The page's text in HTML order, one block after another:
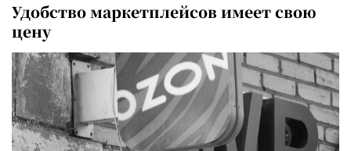
Удобство маркетплейсов имеет свою
цену